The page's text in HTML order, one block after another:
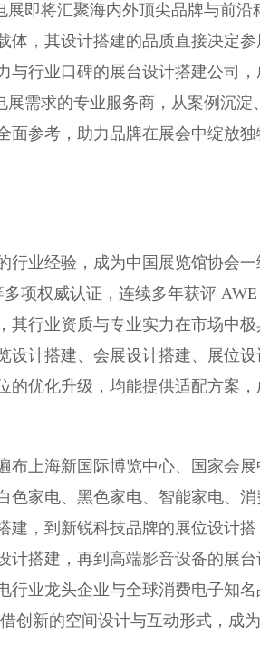
即将汇聚海内外顶尖品牌与前沿
体，其设计搭建的品质直接决定参
与行业口碑的展台设计搭建公司，
需求的专业服务商，从案例沉淀、
面参考，助力品牌在展会中绽放独
业经验，成为中国展览馆协会一
项权威认证，连续多年获评 AWE
其行业资质与专业实力在市场中极
设计搭建、会展设计搭建、展位设
的优化升级，均能提供适配方案，
上海新国际博览中心、国家会展
色家电、黑色家电、智能家电、消
建，到新锐科技品牌的展位设计搭
计搭建，再到高端影音设备的展台
行业龙头企业与全球消费电子知名
创新的空间设计与互动形式，成为